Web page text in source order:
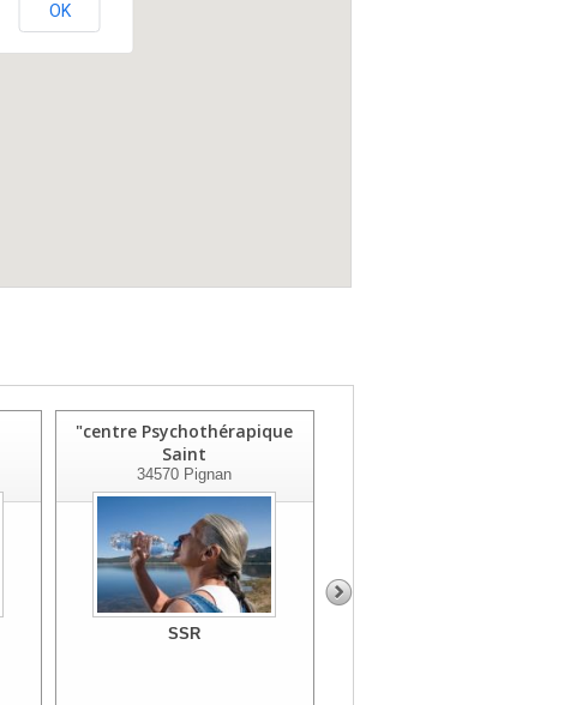
OK
"centre Psychothérapique
Saint
34570Pignan
SSR